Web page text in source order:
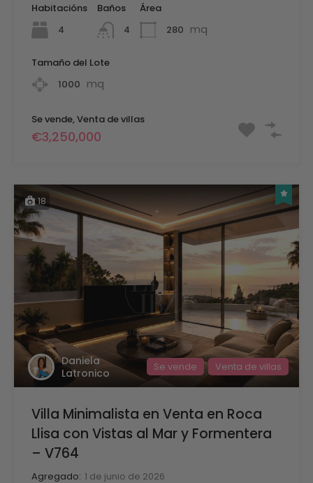
Habitacións
4
Baños
4
Área
280 mq
Tamaño del Lote
1000 mq
Se vende, Venta de villas
€3,250,000
18
Daniela
Latronico
Se vende Venta de villas
Villa Minimalista en Venta en Roca
Llisa con Vistas al Mar y Formentera
– V764
Agregado: 1 de junio de 2026